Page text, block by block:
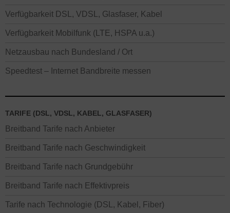
Verfügbarkeit DSL, VDSL, Glasfaser, Kabel
Verfügbarkeit Mobilfunk (LTE, HSPA u.a.)
Netzausbau nach Bundesland / Ort
Speedtest – Internet Bandbreite messen
TARIFE (DSL, VDSL, KABEL, GLASFASER)
Breitband Tarife nach Anbieter
Breitband Tarife nach Geschwindigkeit
Breitband Tarife nach Grundgebühr
Breitband Tarife nach Effektivpreis
Tarife nach Technologie (DSL, Kabel, Fiber)